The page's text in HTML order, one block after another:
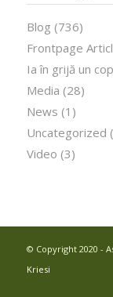
Blog (736)
Frontpage
Ia în grijă un
Media (28)
News (1)
Uncategorized
Video (3)
© Copyright 2020 -
Kriesi